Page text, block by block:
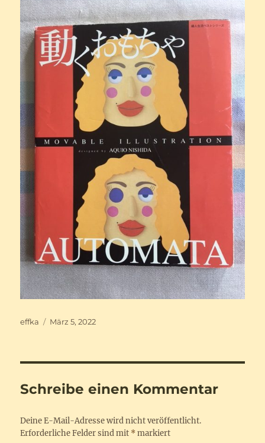
Autor
effka
Veröffentlicht
März 5, 2022
Schreibe einen Kommentar
Deine E-Mail-Adresse wird nicht veröffentlicht.
Erforderliche Felder sind mit * markiert